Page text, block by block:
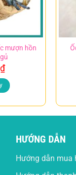
mượn hồn
₫
HƯỚNG DẪN
Hướng dẫn mua